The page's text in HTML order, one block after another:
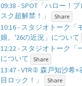
09:38 - SPOT「ハロー！
スク超解禁！」
Share
10:16 - スタジオトーク「
娘。'26の近況」について
12:22 - スタジオトーク「
について
Share
13:47 - VTR② 森戸知沙希
目ロック！」
Share